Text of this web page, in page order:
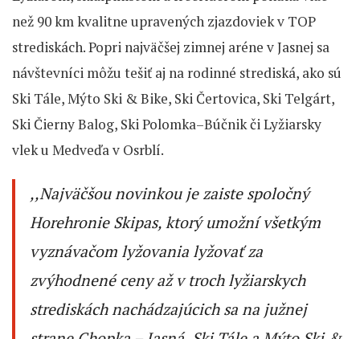
než 90 km kvalitne upravených zjazdoviek v TOP
strediskách. Popri najväčšej zimnej aréne v Jasnej sa
návštevníci môžu tešiť aj na rodinné strediská, ako sú
Ski Tále, Mýto Ski & Bike, Ski Čertovica, Ski Telgárt,
Ski Čierny Balog, Ski Polomka–Búčnik či Lyžiarsky
vlek u Medveďa v Osrblí.
,,Najväčšou novinkou je zaiste spoločný
Horehronie Skipas, ktorý umožní všetkým
vyznávačom lyžovania lyžovať za
zvýhodnené ceny až v troch lyžiarskych
strediskách nachádzajúcich sa na južnej